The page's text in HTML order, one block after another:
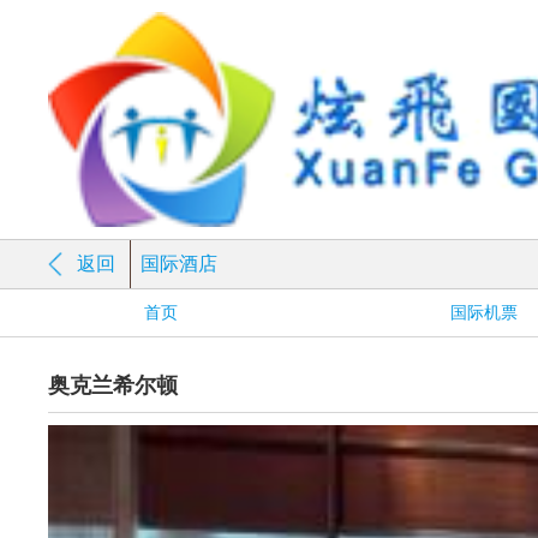
返回 国际酒店
首页 国际机票
奥克兰希尔顿